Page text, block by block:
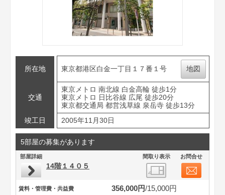
所在地 東京都港区白金一丁目１７番１号 地図
交通
東京メトロ 南北線 白金高輪 徒歩1分
東京メトロ 日比谷線 広尾 徒歩20分
東京都交通局 都営浅草線 泉岳寺 徒歩13分
竣工日
2005年11月30日
5部屋の募集があります
部屋詳細 間取り表示 お問合せ
14階１４０５
賃料・管理費・共益費 356,000円 15,000円